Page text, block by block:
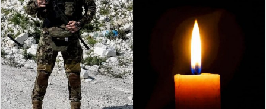
n
e
m
a
i
l